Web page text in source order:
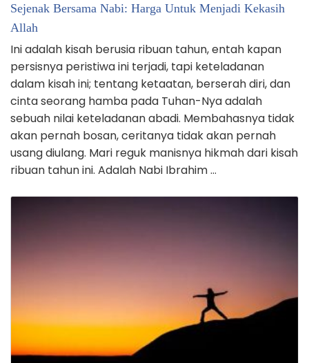
Sejenak Bersama Nabi: Harga Untuk Menjadi Kekasih
Allah
Ini adalah kisah berusia ribuan tahun, entah kapan
persisnya peristiwa ini terjadi, tapi keteladanan
dalam kisah ini; tentang ketaatan, berserah diri, dan
cinta seorang hamba pada Tuhan-Nya adalah
sebuah nilai keteladanan abadi. Membahasnya tidak
akan pernah bosan, ceritanya tidak akan pernah
usang diulang. Mari reguk manisnya hikmah dari kisah
ribuan tahun ini. Adalah Nabi Ibrahim …